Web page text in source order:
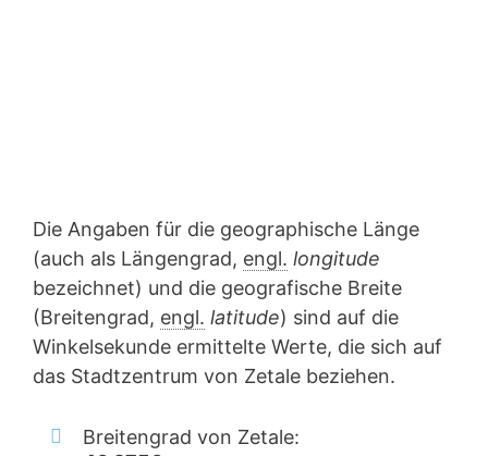
Die Angaben für die geographische Länge
(auch als Längengrad, engl. longitude
bezeichnet) und die geografische Breite
(Breitengrad, engl. latitude) sind auf die
Winkelsekunde ermittelte Werte, die sich auf
das Stadtzentrum von Zetale beziehen.
Breitengrad von Zetale: